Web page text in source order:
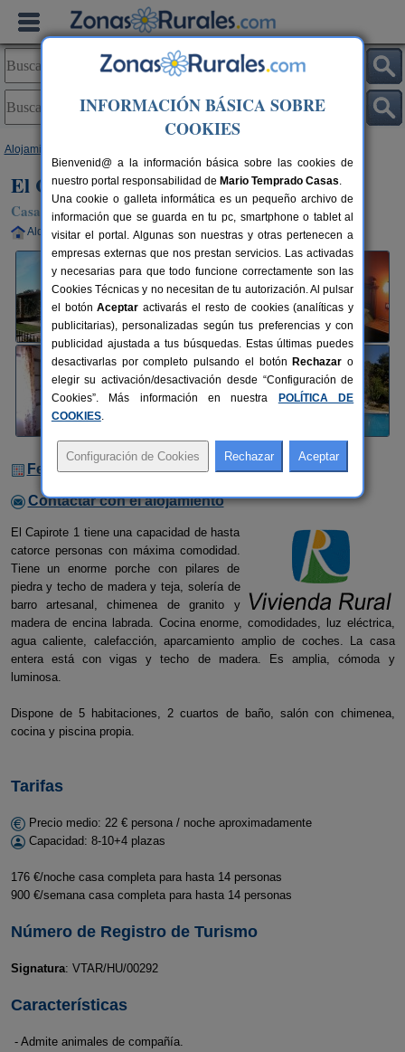
Alojamientos
El Capirote 1
Casa Rural en Cortegana (Huelva)
Alquiler completo 8-10+4 plazas 120 km de Huelva
Fechas Libres
Contactar con el alojamiento
El Capirote 1 tiene una capacidad de hasta
catorce personas con máxima comodidad.
Tiene un enorme porche con pilares de
piedra y techo de madera y teja, solería de
barro artesanal, chimenea de granito y
madera de encina labrada. Cocina enorme, comodidades, luz eléctrica,
agua caliente, calefacción, aparcamiento amplio de coches. La casa
entera está con vigas y techo de madera. Es amplia, cómoda y
luminosa.
Dispone de 5 habitaciones, 2 cuartos de baño, salón con chimenea,
cocina y piscina propia.
Tarifas
Precio medio: 22 € persona / noche aproximadamente
Capacidad: 8-10+4 plazas
176 €/noche casa completa para hasta 14 personas
900 €/semana casa completa para hasta 14 personas
Número de Registro de Turismo
Signatura: VTAR/HU/00292
Características
- Admite animales de compañía.
INFORMACIÓN BÁSICA SOBRE
COOKIES
Bienvenid@ a la información básica sobre las cookies de
nuestro portal responsabilidad de Mario Temprado Casas.
Una cookie o galleta informática es un pequeño archivo de
información que se guarda en tu pc, smartphone o tablet al
visitar el portal. Algunas son nuestras y otras pertenecen a
empresas externas que nos prestan servicios. Las activadas
y necesarias para que todo funcione correctamente son las
Cookies Técnicas y no necesitan de tu autorización. Al pulsar
el botónAceptar activarás el resto de cookies (analíticas y
publicitarias), personalizadas según tus preferencias y con
publicidad ajustada a tus búsquedas. Estas últimas puedes
desactivarlas por completo pulsando el botón Rechazar o
elegir su activación/desactivación desde “Configuración de
Cookies”. Más información en nuestra
POLÍTICA DE
COOKIES.